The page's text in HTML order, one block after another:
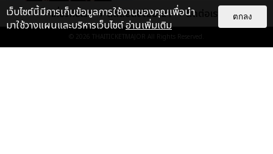
EXCLUSIVE : 16
เกี่ยวกับเรา ติดต่อลงโฆษณา ติดต่อเรา
© 2026 THAITICKETMAJOR All Rights Reserved.
เว็บไซต์นี้มีการเก็บข้อมูลการใช้งานของคุณเพื่อนำ
มาใช้วางแผนและบริหารเว็บไซต์อ่านเพิ่มเติม
ตกลง